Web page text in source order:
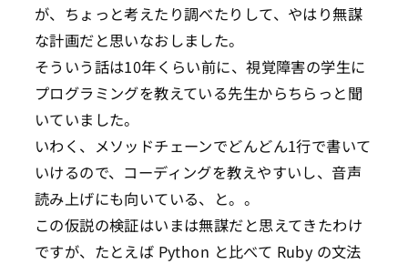
が、ちょっと考えたり調べたりして、やはり無謀
な計画だと思いなおしました。
そういう話は10年くらい前に、視覚障害の学生に
プログラミングを教えている先生からちらっと聞
いていました。
いわく、メソッドチェーンでどんどん1行で書いて
いけるので、コーディングを教えやすいし、音声
読み上げにも向いている、と。。
この仮説の検証はいまは無謀だと思えてきたわけ
ですが、たとえば Python と比べて Ruby の文法